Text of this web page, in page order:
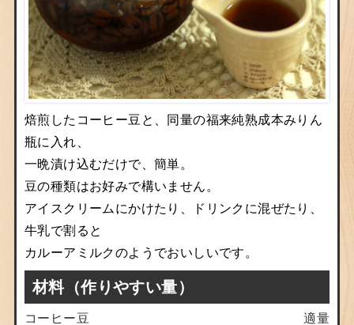
焙煎したコーヒー豆と、同量の福来純熟成本みりん
瓶に入れ、
一晩漬け込むだけで、簡単。
豆の種類はお好みで構いません。
アイスクリームにかけたり、ドリンクに混ぜたり、
牛乳で割ると
カルーアミルクのようでおいしいです。
材料（作りやすい量）
コーヒー豆 適量